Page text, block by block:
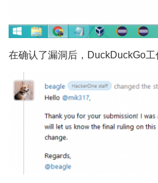
在确认了漏洞后，DuckDuckGo工